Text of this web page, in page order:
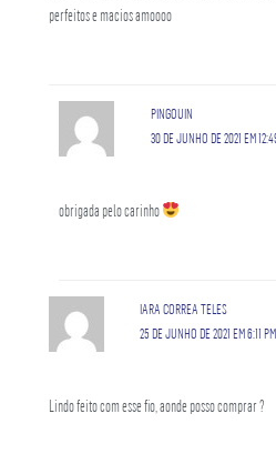
perfeitos e macios amoooo
PINGOUIN
30 DE JUNHO DE 2021 EM
obrigada pelo carinho
IARA CORREA TELES
25 DE JUNHO DE 2021 EM 6:11 PM
Lindo feito com esse fio, aonde posso comprar ?